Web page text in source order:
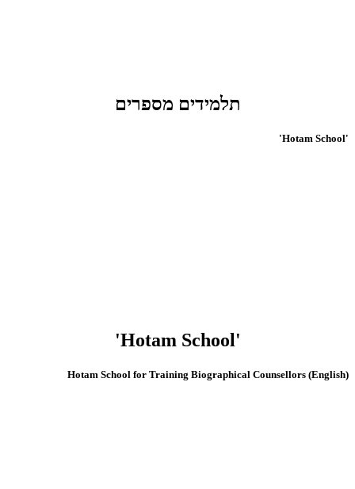
תלמידים מספרים
'Hotam School'
'Hotam School'
(English) Hotam School for Training Biographical Counsellors